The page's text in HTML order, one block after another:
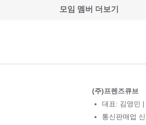
모임 멤버 더보기
(주)프렌즈큐브
대표: 김영민
통신판매업